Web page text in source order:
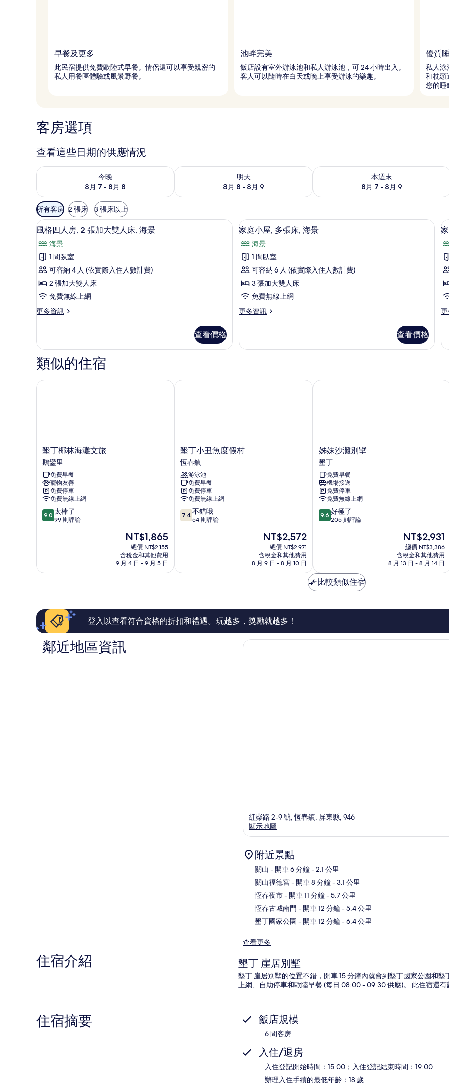
早餐及更多
此民宿提供免費歐陸式早餐。情侶還可以享受親密的
私人用餐區體驗或風景野餐。
池畔完美
飯店設有室外游泳池和私人游泳池，可 24 小時出入。
客人可以隨時在白天或晚上享受游泳的樂趣。
優質
私人泳
和枕頭
您的睡
客房選項
查看這些日期的供應情況
今晚
8月 7 - 8月 8
查看今晚 (8月 7 - 8月 8) 的供應情況
明天
8月 8 - 8月 9
查看明天 (8月 8 - 8月 9) 的供應情況
本週末
8月 7 - 8月 9
查看本週末 (8月 7 - 8月 9) 的供應情況
可
用
的
客
房
篩
選
條
件
所有客房 2 張床 3 張床以上
顯
風
格
四
人
2
加
大
雙
人
所
有
相
片
風格四人房, 2 張加大雙人床, 海景 | 高級寢具、免費無線上網、獨特裝潢、床單
13
風格四人房, 2 張加大雙人床, 海景
海景
1 間臥室
可容納 4 人 (依實際入住人數計費)
2 張加大雙人床
免費無線上網
更多資訊
更
四
人
房,
張
景
的
詳
查看價格
顯
示
家
庭
小
屋,
張
海
所
家庭小屋, 多張床, 海景 | 起居區 | 43-
17
家庭小屋, 多張床, 海景
海景
1 間臥室
可容納 6 人 (依實際入住人數計費)
3 張加大雙人床
免費無線上網
更多資訊
更
小
床,
查看價格
顯
示
四
2
加
人
更
四
張
類似的住宿
墾
丁
椰
林
海
灘
文
旅
鵝
墾丁椰林海灘文旅
鵝鑾里
免費早餐
寵物友善
免費停車
免費無線上網
9.0
分，
棒
評
9.0 太棒了
99 則評論
現
在
價
格
為
NT$1,865
總價 NT$2,155
含稅金和其他費用
9 月 4 日 - 9 月 5 日
墾丁椰林海灘文旅
墾
丁
小
丑
魚
度
假
村
恆
墾丁小丑魚度假村
恆春鎮
游泳池
免費早餐
免費停車
免費無線上網
7.4
分，
錯
評
論
7.4 不錯哦
54 則評論
現
價
格
為
NT$2,572
總價 NT$2,971
含稅金和其他費用
8 月 9 日 - 8 月 10 日
墾丁小丑魚度假村
姊
妹
沙
灘
別
墅
墾
丁
姊妹沙灘別墅
墾丁
免費早餐
機場接送
免費停車
免費無線上網
9.6
分，
極
了，
205
評
9.6 好極了
205 則評論
現
在
價
格
為
NT$2,931
總價 NT$3,386
含稅金和其他費用
8 月 13 日 - 8 月 14 日
姊妹沙灘別墅
比較類似住宿
登入以查看符合資格的折扣和禮遇。玩越多，獎勵就越多！
鄰近地區資訊
紅柴路 2-9 號, 恆春鎮, 屏東縣, 946
顯示地圖
附近景點
關山 - 開車 6 分鐘- 2.1 公里
關山福德宮- 開車 8 分鐘- 3.1 公里
恆春夜市- 開車 11 分鐘- 5.7 公里
恆春古城南門 - 開車 12 分鐘- 5.4 公里
墾丁國家公園 - 開車 12 分鐘- 6.4 公里
查看更多
住宿介紹 墾丁 崖居別墅
墾丁 崖居別墅的位置不錯，開車 15 分鐘內就會到墾丁國家公園和
上網、自助停車和歐陸早餐 (每日 08:00 - 09:30 供應)。 此住宿還有
住宿摘要 飯店規模
6 間客房
入住/退房
入住登記開始時間：15:00；入住登記結束時間：19:00
辦理入住手續的最低年齡：18 歲